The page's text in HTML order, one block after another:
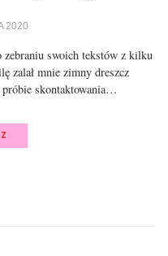
2020
swoich tekstów z kilku
zalał mnie zimny dreszcz
próbie skontaktowania…